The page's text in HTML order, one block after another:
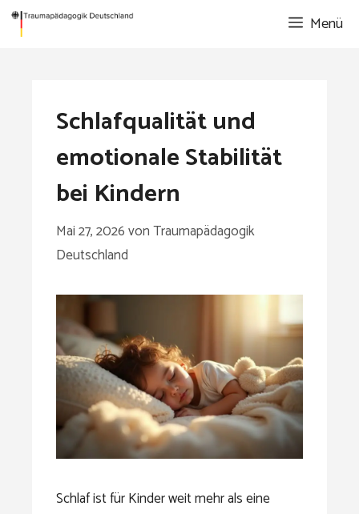
Zum
Inhalt
Menü
Schlafqualität und
emotionale Stabilität
bei Kindern
Mai 27, 2026vonTraumapädagogik
Deutschland
Schlaf ist für Kinder weit mehr als eine